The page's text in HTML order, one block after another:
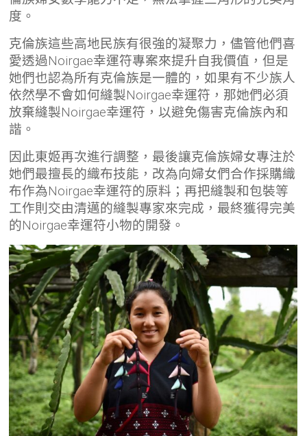
度。
克倫族這些高地民族有很強的凝聚力，儘管他們喜
愛透過Noirgae幸運符專案來提升自我價值，但是
她們也認為所有克倫族是一體的，如果有不少族人
依然學不會如何縫製Noirgae幸運符，那她們必須
放棄縫製Noirgae幸運符，以避免傷害克倫族內和
諧。
因此東姬再次進行調整，最後讓克倫族婦女專注於
她們最擅長的織布技能，改為向婦女們合作採購織
布作為Noirgae幸運符的原料 ；再把縫製和包裝等
工作則交由清邁的縫製專家來完成， 最終獲得完美
的Noirgae幸運符小物的開發 。